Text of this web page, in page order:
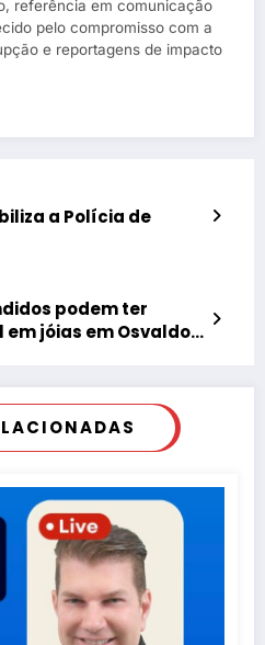
referência em comunicação
pelo compromisso com a
e reportagens de impacto
a Polícia de
podem ter
em jóias em Osvaldo